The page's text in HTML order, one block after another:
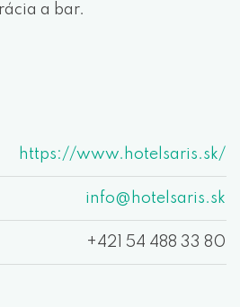
a bar.
https://www.hotelsaris.sk/
info@hotelsaris.sk
+421 54 488 33 80